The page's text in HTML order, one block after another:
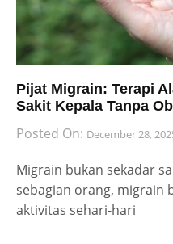
Pijat Migrain: Terapi
Sakit Kepala Tanpa
Posted On: December 28,
Migrain bukan sekadar
sebagian orang, migrain
aktivitas sehari-hari